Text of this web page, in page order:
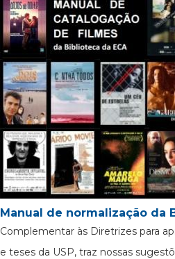
Manual de normalização da
Complementar às Diretrizes para
e teses da USP, traz nossas